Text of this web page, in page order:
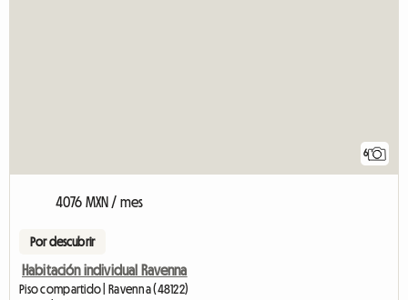
6
4076 MXN / mes
Por descubrir
Habitación individual Ravenna
Piso compartido | Ravenna (48122)